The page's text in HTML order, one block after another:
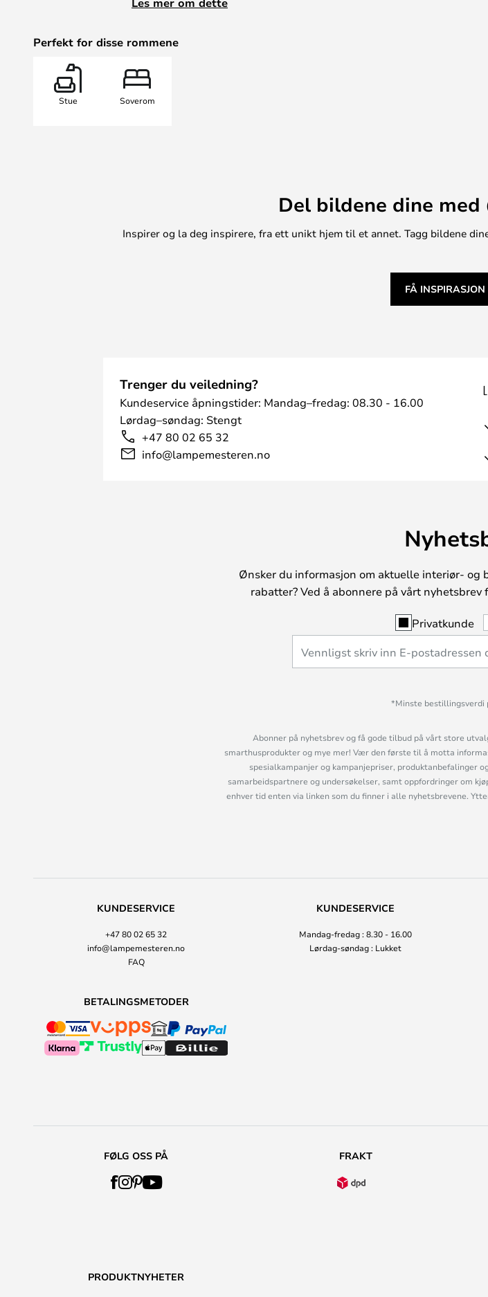
som passer både til klassiske og moderne interiører. Bruk den til å
vise frem favorittbøkene dine, dekorative gjenstander eller som en
praktisk oppbevaringsløsning.
Perfekt for disse rommene
Stue Soverom
Del bildene dine med
Inspirer og la deg inspirere, fra ett unikt hjem til et annet. Tagg bildene
FÅ INSPIRASJON
Trenger du veiledning?
Kundeservice åpningstider: Mandag–fredag: 08.30 - 16.00
Lørdag–søndag: Stengt
+47 80 02 65 32
info@lampemesteren.no
Ønsker du informasjon om aktuelle interiør- og
rabatter? Ved å abonnere på vårt nyhetsbrev
Privatkunde
*Minste bestillingsverdi
Abonner på nyhetsbrev og få gode tilbud på vårt store
smarthusprodukter og mye mer! Vær den første til å motta
spesialkampanjer og kampanjepriser, produktanbefalinger
samarbeidspartnere og undersøkelser, samt oppfordringer om
enhver tid enten via linken som du finner i alle nyhetsbrevene.
KUNDESERVICE
+47 80 02 65 32
info@lampemesteren.no
FAQ
KUNDESERVICE
Mandag-fredag : 8.30 - 16.00
Lørdag-søndag : Lukket
BETALINGSMETODER
FØLG OSS PÅ FRAKT
PRODUKTNYHETER